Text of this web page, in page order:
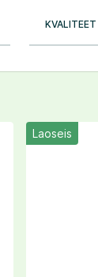
KVALITEET
Laoseis